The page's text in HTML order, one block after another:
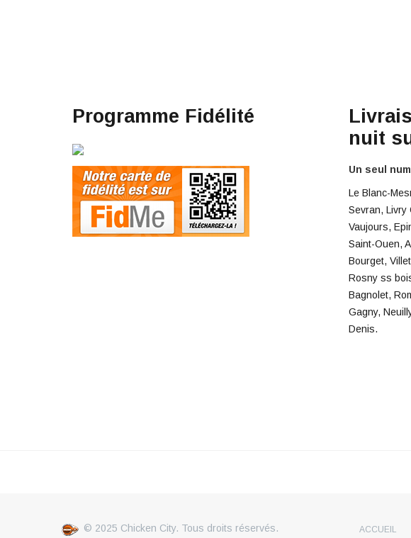
Programme Fidélité
nuit
Un seul
Le Blanc-
Sevran, Livry
Vaujours,
Saint-Ouen,
Bourget,
Rosny ss
Bagnolet,
Gagny,
Denis.
© 2025 Chicken City. Tous droits réservés. ACCUEIL